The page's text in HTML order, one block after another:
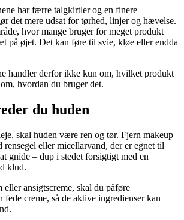
har færre talgkirtler og en finere
det mere udsat for tørhed, linjer og hævelse.
hvor mange bruger for meget produkt
på øjet. Det kan føre til svie, kløe eller endda
handler derfor ikke kun om, hvilket produkt
hvordan du bruger det.
du huden
skal huden være ren og tør. Fjern makeup
rensegel eller micellarvand, der er egnet til
gnide – dup i stedet forsigtigt med en
klud.
eller ansigtscreme, skal du påføre
fede creme, så de aktive ingredienser kan